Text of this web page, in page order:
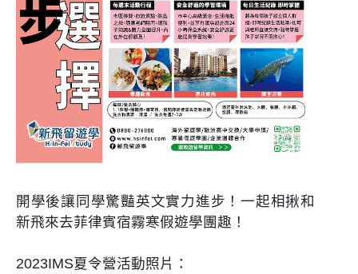
開學後讓同學驚豔英文實力進步！一起相揪和
新飛來去菲律賓宿霧寒假遊學團趣！
2023IMS夏令營活動照片：